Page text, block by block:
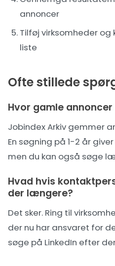
annoncer
Tilføj virksomheder
liste
Ofte stillede
Hvor gamle
Jobindex Arkiv gemmer
En søgning på 1-2 år
men du kan også søge
Hvad hvis
der længere?
Det sker. Ring til
der nu har ansvaret for
søge på LinkedIn efter